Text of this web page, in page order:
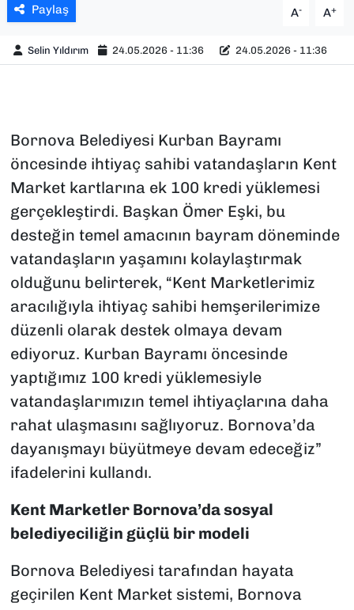
Paylaş A- A+
Selin Yıldırım 24.05.2026 - 11:36 24.05.2026 - 11:36
Bornova Belediyesi Kurban Bayramı
öncesinde ihtiyaç sahibi vatandaşların Kent
Market kartlarına ek 100 kredi yüklemesi
gerçekleştirdi. Başkan Ömer Eşki, bu
desteğin temel amacının bayram döneminde
vatandaşların yaşamını kolaylaştırmak
olduğunu belirterek, “Kent Marketlerimiz
aracılığıyla ihtiyaç sahibi hemşerilerimize
düzenli olarak destek olmaya devam
ediyoruz. Kurban Bayramı öncesinde
yaptığımız 100 kredi yüklemesiyle
vatandaşlarımızın temel ihtiyaçlarına daha
rahat ulaşmasını sağlıyoruz. Bornova’da
dayanışmayı büyütmeye devam edeceğiz”
ifadelerini kullandı.
Kent Marketler Bornova’da sosyal
belediyeciliğin güçlü bir modeli
Bornova Belediyesi tarafından hayata
geçirilen Kent Market sistemi, Bornova